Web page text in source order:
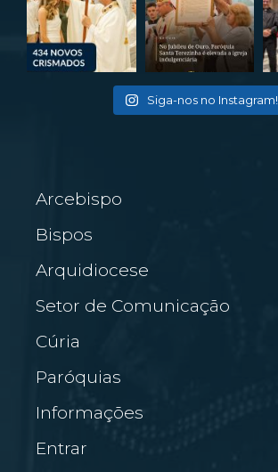
Siga-nos no Instagram!
Arcebispo
Bispos
Arquidiocese
Setor de Comunicação
Cúria
Paróquias
Informações
Entrar